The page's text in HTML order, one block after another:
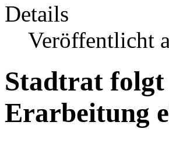
Details
Veröffentlicht
Stadtrat
Erarbeitung